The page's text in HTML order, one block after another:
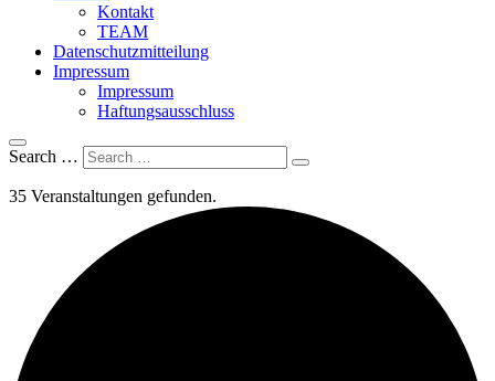
Kontakt
TEAM
Datenschutzmitteilung
Impressum
Impressum
Haftungsausschluss
Search …
35 Veranstaltungen gefunden.